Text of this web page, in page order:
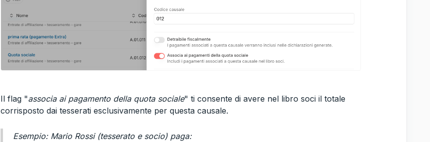
Il flag "associa ai pagamento della quota sociale" ti consente di avere nel libro soci il totale
corrisposto dai tesserati esclusivamente per questa causale.
Esempio: Mario Rossi (tesserato e socio) paga: